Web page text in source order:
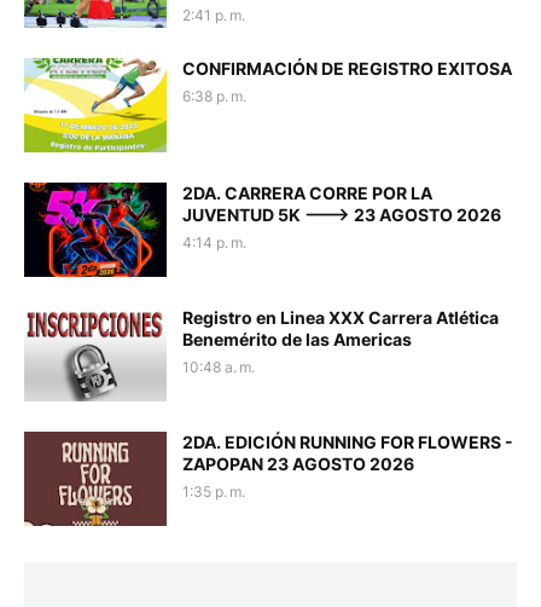
2:41 p. m.
CONFIRMACIÓN DE REGISTRO EXITOSA
6:38 p. m.
2DA. CARRERA CORRE POR LA
JUVENTUD 5K ---> 23 AGOSTO 2026
4:14 p. m.
Registro en Linea XXX Carrera Atlética
Benemérito de las Americas
10:48 a. m.
2DA. EDICIÓN RUNNING FOR FLOWERS -
ZAPOPAN 23 AGOSTO 2026
1:35 p. m.